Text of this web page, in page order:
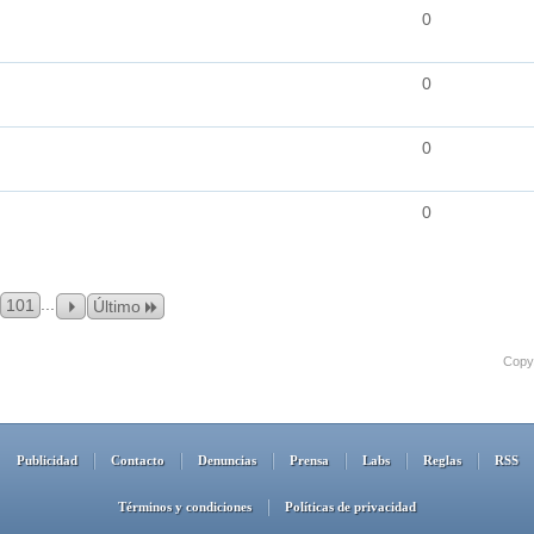
0
0
0
0
101 Último
Publicidad Contacto Denuncias Prensa Labs Reglas RSS
Términos y condiciones Políticas de privacidad